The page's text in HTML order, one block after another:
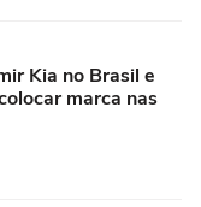
Kia no Brasil e
marca nas